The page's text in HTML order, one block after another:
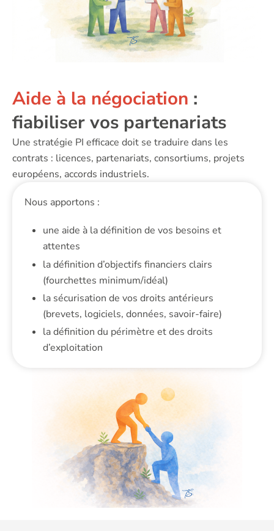
Aide à la négociation :
fiabiliser vos partenariats
Une stratégie PI efficace doit se traduire dans les
contrats : licences, partenariats, consortiums, projets
européens, accords industriels.
Nous apportons :
une aide à la définition de vos besoins et
attentes
la définition d’objectifs financiers clairs
(fourchettes minimum/idéal)
la sécurisation de vos droits antérieurs
(brevets, logiciels, données, savoir-faire)
la définition du périmètre et des droits
d’exploitation